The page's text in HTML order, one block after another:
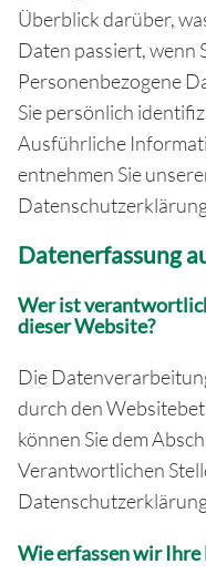
Überblick darüber,
Daten passiert, wenn
Personenbezogene
Sie persönlich
Ausführliche
entnehmen Sie
Datenerfassung
Wer ist
dieser Website?
Die
durch den
können Sie dem
Verantwortlichen
Wie erfassen wir Ihre